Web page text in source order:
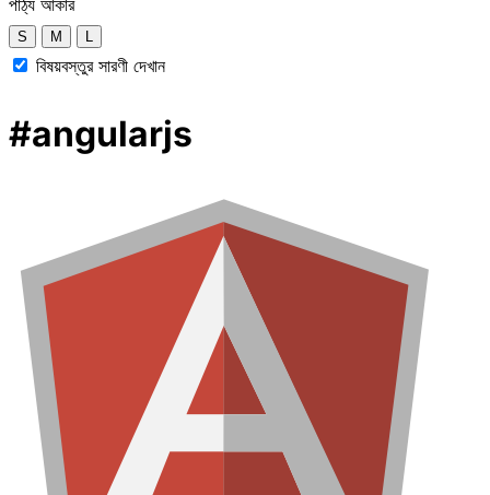
S M L
বিষয়বস্তুর সারণী দেখান
#angularjs